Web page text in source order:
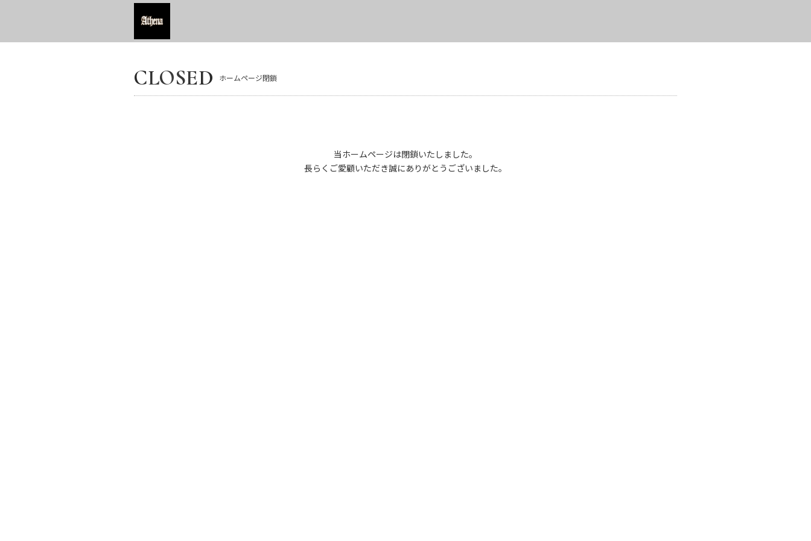
CLOSED ホームページ閉鎖
当ホームページは閉鎖いたしました。
長らくご愛顧いただき誠にありがとうございました。